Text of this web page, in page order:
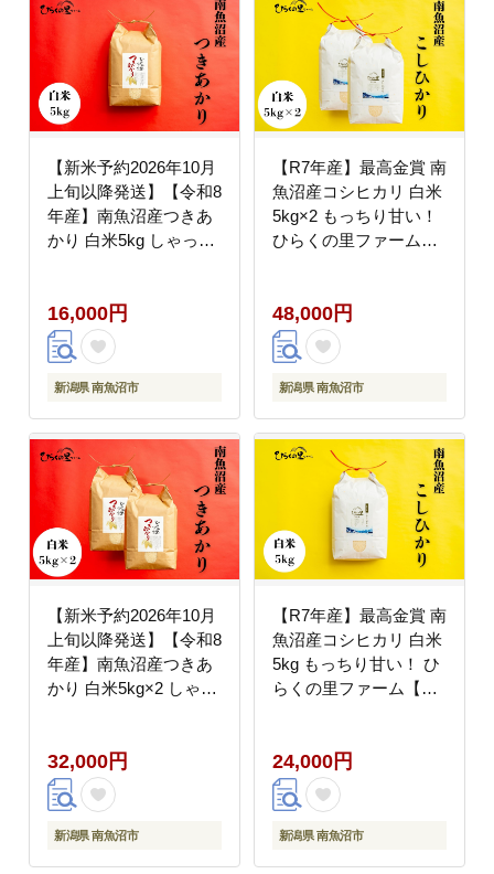
【新米予約2026年10月
上旬以降発送】【令和8
年産】南魚沼産つきあ
かり 白米5kg しゃっき
ンド米 精米 新之助 魚
沼産 新潟米 産地直送
お米 米 こめ コメ ご飯
御飯 ごはん】
16,000円
新潟県 南魚沼市
【R7年産】最高金賞 南
魚沼産コシヒカリ 白米
5kg×2 もっちり甘い！
ひらくの里ファーム
リ 魚沼産 新潟米 産地
直送 お米 米 こめ コメ
ご飯 御飯 ごはん】
48,000円
新潟県 南魚沼市
【新米予約2026年10月
上旬以降発送】【令和8
年産】南魚沼産つきあ
かり 白米5kg×2 しゃっ
ランド米 精米 新之助
魚沼産 新潟米 産地直送
お米 米 こめ コメ ご飯
御飯 ごはん】
32,000円
新潟県 南魚沼市
【R7年産】最高金賞 南
魚沼産コシヒカリ 白米
5kg もっちり甘い！ ひ
らくの里ファーム【銘
魚沼産 新潟米 産地直送
お米 米 こめ コメ ご飯
御飯 ごはん】
24,000円
新潟県 南魚沼市